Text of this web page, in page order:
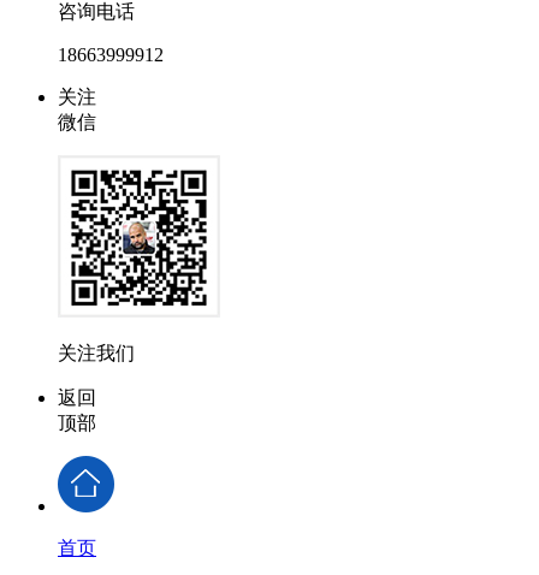
咨询电话
18663999912
关注
微信
关注我们
返回
顶部
首页